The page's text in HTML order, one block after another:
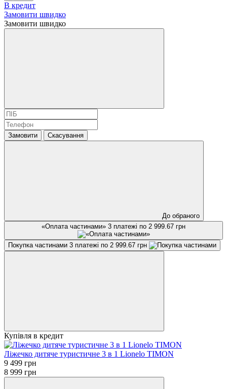
В кредит
Замовити швидко
Замовити швидко
Замовити Скасування
До обраного
«Оплата частинами» 3 платежі по 2 999.67 грн
Покупка частинами 3 платежі по 2 999.67 грн
Купівля в кредит
Ліжечко дитяче туристичне 3 в 1 Lionelo TIMON
9 499 грн
8 999 грн